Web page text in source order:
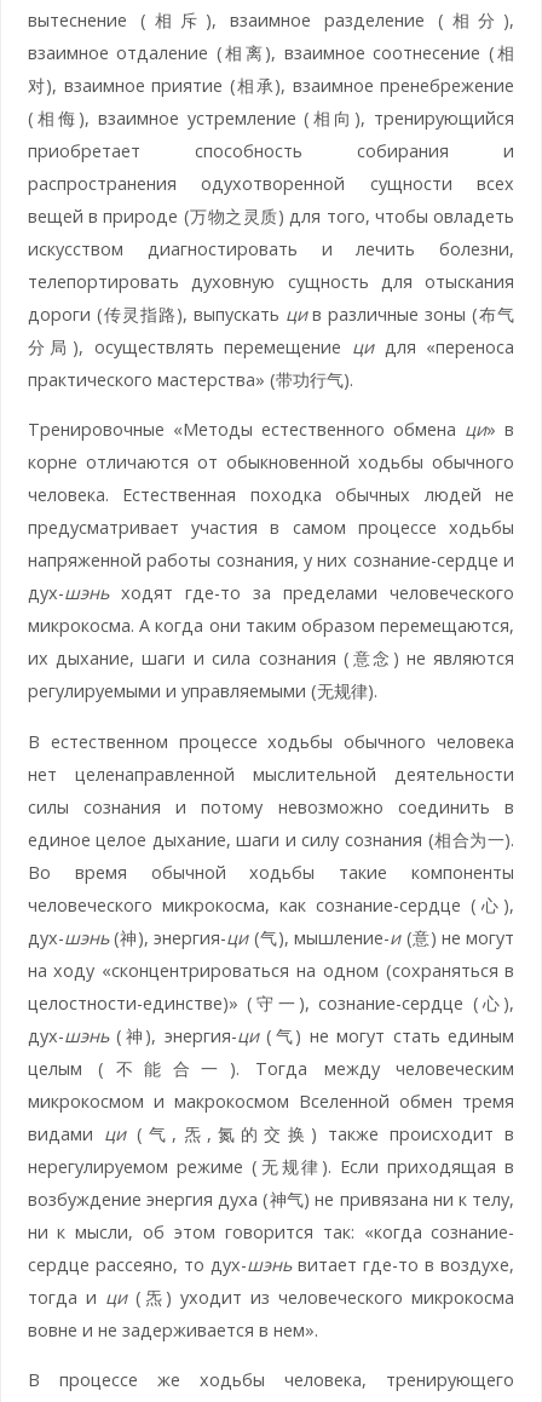
вытеснение (相斥), взаимное разделение (相分),
взаимное отдаление (相离), взаимное соотнесение (相
对), взаимное приятие (相承), взаимное пренебрежение
(相侮), взаимное устремление (相向), тренирующийся
приобретает способность собирания и
распространения одухотворенной сущности всех
вещей в природе (万物之灵质) для того, чтобы овладеть
искусством диагностировать и лечить болезни,
телепортировать духовную сущность для отыскания
дороги (传灵指路), выпускать цив различные зоны (布气
分局), осуществлять перемещение цидля «переноса
практического мастерства» (带功行气).
Тренировочные «Методы естественного обмена ци» в
корне отличаются от обыкновенной ходьбы обычного
человека. Естественная походка обычных людей не
предусматривает участия в самом процессе ходьбы
напряженной работы сознания, у них сознание-сердце и
дух-шэньходят где-то за пределами человеческого
микрокосма. А когда они таким образом перемещаются,
их дыхание, шаги и сила сознания (意念) не являются
регулируемыми и управляемыми (无规律).
В естественном процессе ходьбы обычного человека
нет целенаправленной мыслительной деятельности
силы сознания и потому невозможно соединить в
единое целое дыхание, шаги и силу сознания (相合为一).
Во время обычной ходьбы такие компоненты
человеческого микрокосма, как сознание-сердце (心),
дух-шэнь(神), энергия-ци(气), мышление-и(意) не могут
на ходу «сконцентрироваться на одном (сохраняться в
целостности-единстве)» (守一), сознание-сердце (心),
дух-шэнь(神), энергия-ци(气) не могут стать единым
целым (不能合一). Тогда между человеческим
микрокосмом и макрокосмом Вселенной обмен тремя
видами ци(气,炁,氮的交换) также происходит в
нерегулируемом режиме (无规律). Если приходящая в
возбуждение энергия духа (神气) не привязана ни к телу,
ни к мысли, об этом говорится так: «когда сознание-
сердце рассеяно, то дух-шэньвитает где-то в воздухе,
тогда и ци(炁) уходит из человеческого микрокосма
вовне и не задерживается в нем».
В процессе же ходьбы человека, тренирующего